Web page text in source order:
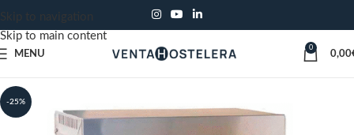
Skip to navigation
Skip to main content
MENU
0
0,00
-25%